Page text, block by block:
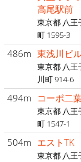
高尾駅前
東京都 八王
町 1595-3
486m 東浅川ビ
東京都 八王
川町 914-6
494m コーポ二
東京都 八王
町 1547-1
504m エストTK
東京都 八王